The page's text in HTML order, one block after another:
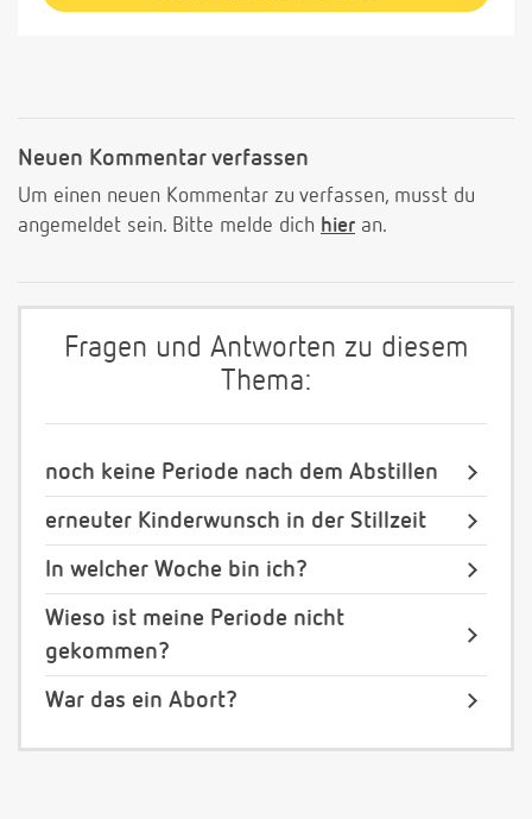
Neuen Kommentar verfassen
Um einen neuen Kommentar zu verfassen, musst du
angemeldet sein. Bitte melde dich hier an.
Fragen und Antworten zu diesem
Thema:
noch keine Periode nach dem Abstillen
erneuter Kinderwunsch in der Stillzeit
In welcher Woche bin ich?
Wieso ist meine Periode nicht
gekommen?
War das ein Abort?